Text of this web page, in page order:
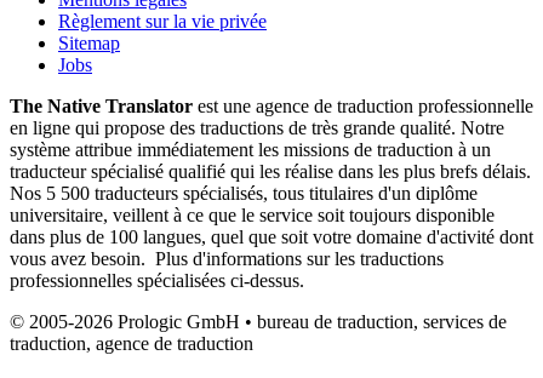
Règlement sur la vie privée
Sitemap
Jobs
The Native Translator est une agence de traduction professionnelle
en ligne qui propose des traductions de très grande qualité. Notre
système attribue immédiatement les missions de traduction à un
traducteur spécialisé qualifié qui les réalise dans les plus brefs délais.
Nos 5 500 traducteurs spécialisés, tous titulaires d'un diplôme
universitaire, veillent à ce que le service soit toujours disponible
dans plus de 100 langues, quel que soit votre domaine d'activité dont
vous avez besoin. Plus d'informations sur les traductions
professionnelles spécialisées ci-dessus.
© 2005-2026 Prologic GmbH • bureau de traduction, services de
traduction, agence de traduction